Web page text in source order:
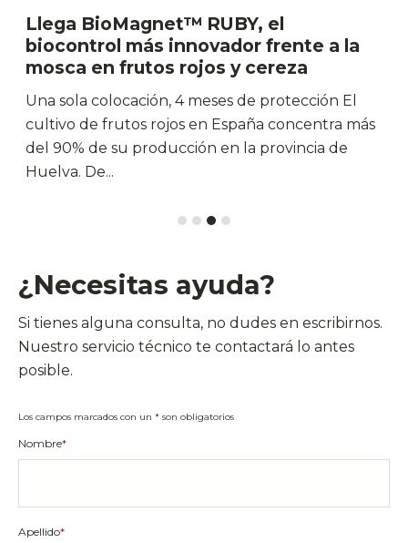
Llega BioMagnet™ RUBY, el
biocontrol más innovador frente a la
mosca en frutos rojos y cereza
Una sola colocación, 4 meses de protección El
cultivo de frutos rojos en España concentra más
del 90% de su producción en la provincia de
Huelva. De...
¿Necesitas ayuda?
Si tienes alguna consulta, no dudes en escribirnos.
Nuestro servicio técnico te contactará lo antes
posible.
Los campos marcados con un * son obligatorios
Nombre*
Apellido*